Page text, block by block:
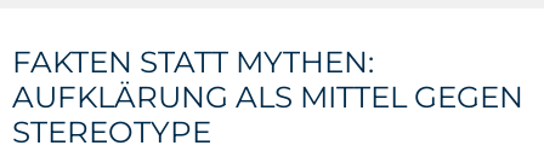
FAKTEN STATT MYTHEN:
AUFKLÄRUNG ALS MITTEL GEGEN
STEREOTYPE